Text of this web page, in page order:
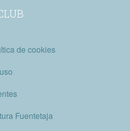
de cookies
Fuentetaja